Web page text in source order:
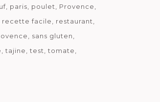
paris poulet
Provence
recette facile
restaurant
sans gluten
tajine test
tomate